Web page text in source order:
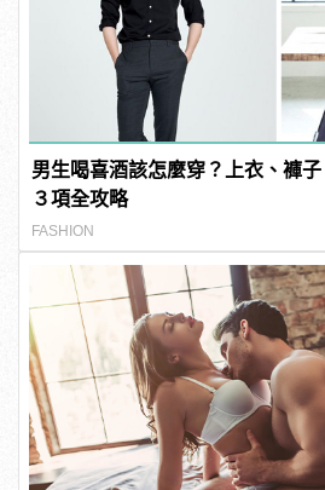
男生喝喜酒該怎麼穿？上衣、褲子
３項全攻略
FASHION